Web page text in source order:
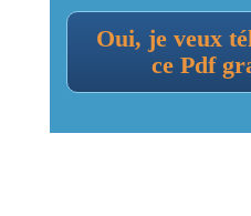
Oui, je veux
ce Pdf